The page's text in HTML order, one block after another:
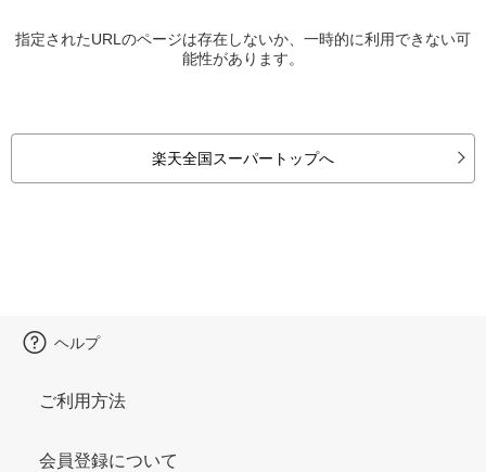
指定されたURLのページは存在しないか、一時的に利用できない可
能性があります。
楽天全国スーパートップへ
ヘルプ
ご利用方法
会員登録について